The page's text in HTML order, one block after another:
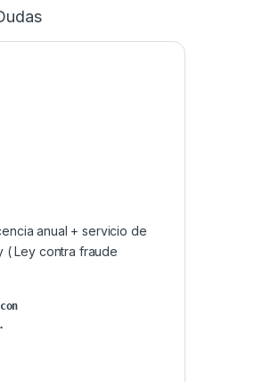
anual + servicio de
( Ley contra fraude